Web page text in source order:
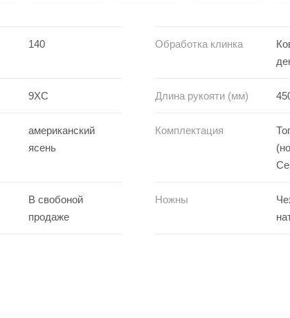
140 Обработка клинка
9ХС Длина рукояти (мм)
американский
ясень
Комплектация
В свобоной
продаже
Ножны